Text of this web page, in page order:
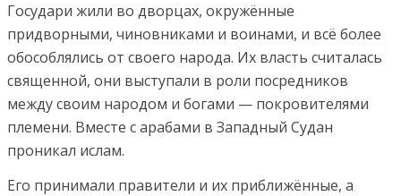
Государи жили во дворцах, окружённые
придворными, чиновниками и воинами, и всё более
обособлялись от своего народа. Их власть считалась
священной, они выступали в роли посредников
между своим народом и богами — покровителями
племени. Вместе с арабами в Западный Судан
проникал ислам.
Его принимали правители и их приближённые, а